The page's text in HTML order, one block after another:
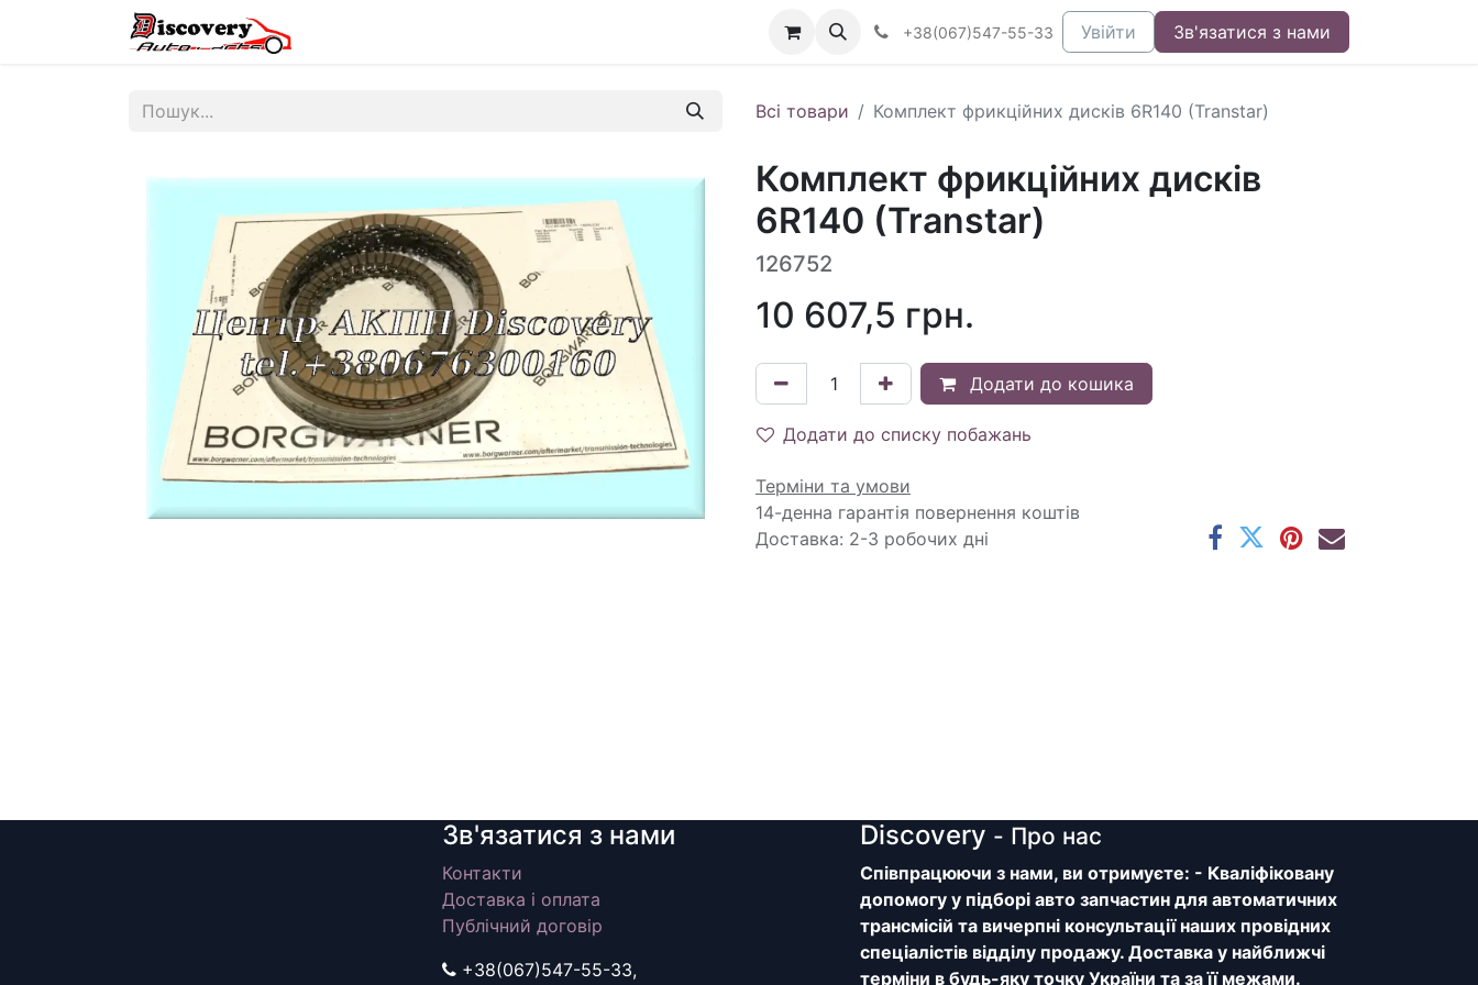
+38(067)547-55-33 Увійти Зв'язатися з нами
Всі товари Комплект фрикційних дисків 6R140 (Transtar)
Комплект фрикційних дисків
6R140 (Transtar)
126752
10 607,5 грн.
Додати до кошика
Додати до списку побажань
Терміни та умови
14-денна гарантія повернення коштів
Доставка: 2-3 робочих дні
Зв'язатися з нами
Контакти
Доставка і оплата
Публічний договір
+38(067)547-55-33,
Discovery - Про нас
Співпрацюючи з нами, ви отримуєте: - Кваліфіковану
допомогу у підборі авто запчастин для автоматичних
трансмісій та вичерпні консультації наших провідних
спеціалістів відділу продажу. Доставка у найближчі
терміни в будь-яку точку України та за її межами.